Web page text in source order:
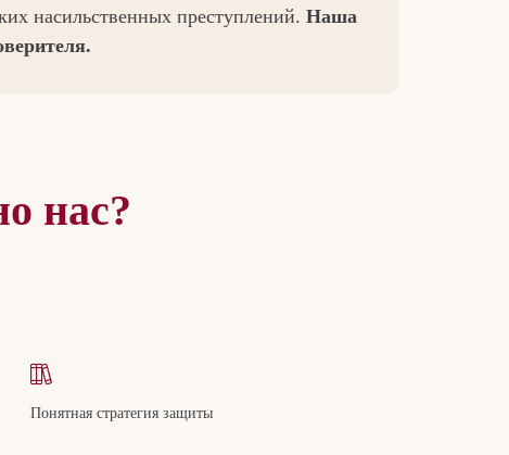
насильственных преступлений. Наша
нас?
Понятная стратегия защиты